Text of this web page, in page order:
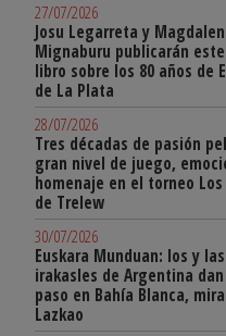
27/07/2026
Josu Legarreta y
Mignaburu publicarán
libro sobre los 80 años de
de La Plata
28/07/2026
Tres décadas de pasión
gran nivel de juego,
homenaje en el torneo Los
de Trelew
30/07/2026
Euskara Munduan: los y
irakasles de Argentina
paso en Bahía Blanca,
Lazkao